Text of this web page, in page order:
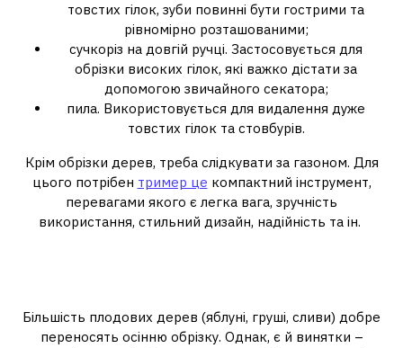
товстих гілок, зуби повинні бути гострими та
рівномірно розташованими;
сучкоріз на довгій ручці. Застосовується для
обрізки високих гілок, які важко дістати за
допомогою звичайного секатора;
пила. Використовується для видалення дуже
товстих гілок та стовбурів.
Крім обрізки дерев, треба слідкувати за газоном. Для
цього потрібен тример це компактний інструмент,
перевагами якого є легка вага, зручність
використання, стильний дизайн, надійність та ін.
Більшість плодових дерев (яблуні, груші, сливи) добре
переносять осінню обрізку. Однак, є й винятки –